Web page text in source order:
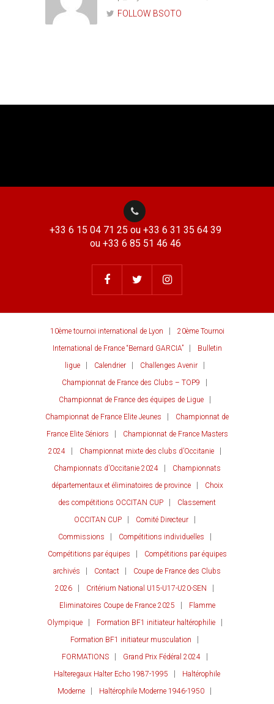
FOLLOW BSOTO
+33 6 15 04 71 25 ou +33 6 31 35 64 39
ou +33 6 85 51 46 46
10ème tournoi international de Lyon
20ème Tournoi
International de France “Bernard GARCIA”
Bulletin
ligue
Calendrier
Challenges Avenir
Championnat de France des Clubs – TOP9
Championnat de France des équipes de Ligue
Championnat de France Elite Jeunes
Championnat de
France Elite Séniors
Championnat de France Masters
2024
Championnat mixte des clubs d’Occitanie
Championnats d’Occitanie 2024
Championnats
départementaux et éliminatoires de province
Choix
des compétitions OCCITAN CUP
Classement
OCCITAN CUP
Comité Directeur
Commissions
Compétitions individuelles
Compétitions par équipes
Compétitions par équipes
archivés
Contact
Coupe de France des Clubs
2026
Critérium National U15-U17-U20-SEN
Eliminatoires Coupe de France 2025
Flamme
Olympique
Formation BF1 initiateur haltérophilie
Formation BF1 initiateur musculation
FORMATIONS
Grand Prix Fédéral 2024
Halteregaux Halter Echo 1987-1995
Haltérophile
Moderne
Haltérophile Moderne 1946-1950